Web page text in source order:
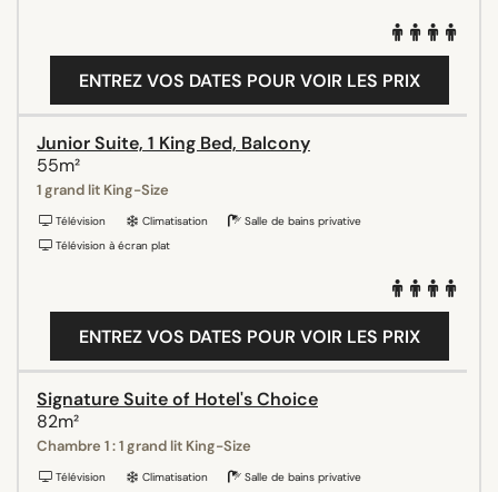
ENTREZ VOS DATES POUR VOIR LES PRIX
Junior Suite, 1 King Bed, Balcony
55m²
1 grand lit King-Size
Télévision Climatisation
Salle de bains privative
Télévision à écran plat
ENTREZ VOS DATES POUR VOIR LES PRIX
Signature Suite of Hotel's Choice
82m²
Chambre 1 : 1 grand lit King-Size
Télévision Climatisation
Salle de bains privative